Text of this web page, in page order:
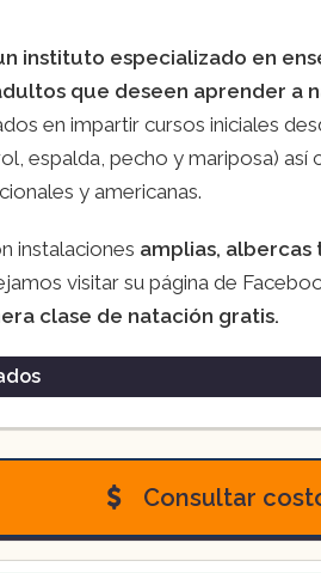
instituto especializado en
que deseen aprender a
en impartir cursos iniciales
espalda, pecho y mariposa) así
y americanas.
instalaciones amplias, albercas
visitar su página de
clase de natación gratis.
($500)
($700)
Consultar